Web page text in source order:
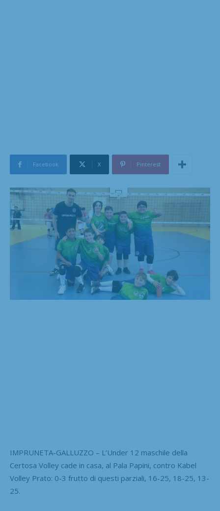
Facebook X Pinterest
IMPRUNETA-GALLUZZO – L’Under 12 maschile della
Certosa Volley cade in casa, al Pala Papini, contro Kabel
Volley Prato: 0-3 frutto di questi parziali, 16-25, 18-25, 13-
25.